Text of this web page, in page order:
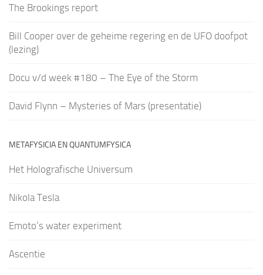
The Brookings report
Bill Cooper over de geheime regering en de UFO doofpot
(lezing)
Docu v/d week #180 – The Eye of the Storm
David Flynn – Mysteries of Mars (presentatie)
METAFYSICIA EN QUANTUMFYSICA
Het Holografische Universum
Nikola Tesla
Emoto’s water experiment
Ascentie